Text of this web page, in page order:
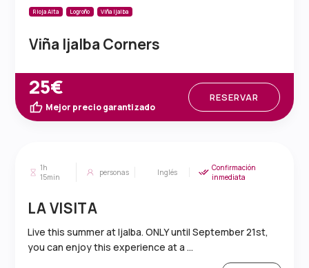
Rioja Alta Logroño Viña Ijalba
Viña Ijalba Corners
25€
Mejor precio garantizado
RESERVAR
1h
15min
personas Inglés
Confirmación
inmediata
LA VISITA
Live this summer at Ijalba. ONLY until September 21st,
you can enjoy this experience at a ...